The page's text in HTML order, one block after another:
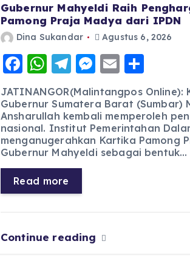
Gubernur Mahyeldi Raih
Pamong Praja Madya dari IPDN
Dina Sukandar Agustus 6, 2026
F
a
c
e
b
o
o
k
W
h
a
ts
A
p
p
T
el
e
g
r
a
M
e
ss
e
n
g
E
ai
l
h
a
re
JATINANGOR(Malintangpos Online):
Gubernur Sumatera Barat (Sumbar)
Ansharullah kembali memperoleh
nasional. Institut Pemerintahan
menganugerahkan Kartika Pamong
Gubernur Mahyeldi sebagai bentuk…
Read more
Continue reading